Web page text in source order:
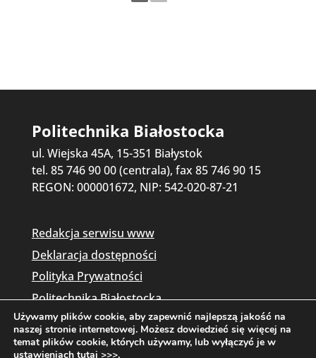
Politechnika Białostocka
ul. Wiejska 45A, 15-351 Białystok
tel. 85 746 90 00 (centrala), fax 85 746 90 15
REGON: 000001672, NIP: 542-020-87-21
Redakcja serwisu www
Deklaracja dostępności
Polityka Prywatności
Politechnika Białostocka
Używamy plików cookie, aby zapewnić najlepszą jakość na
naszej stronie internetowej. Możesz dowiedzieć się więcej na
temat plików cookie, których używamy, lub wyłączyć je w
ustawieniach tutaj >>>.